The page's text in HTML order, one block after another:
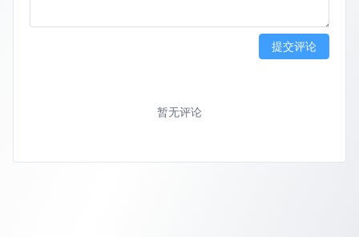
提交评论
暂无评论